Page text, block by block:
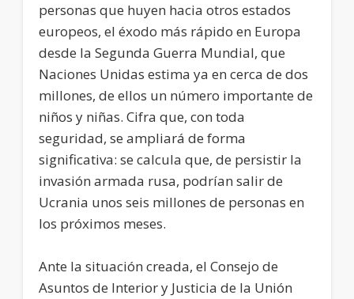
personas que huyen hacia otros estados
europeos, el éxodo más rápido en Europa
desde la Segunda Guerra Mundial, que
Naciones Unidas estima ya en cerca de dos
millones, de ellos un número importante de
niños y niñas. Cifra que, con toda
seguridad, se ampliará de forma
significativa: se calcula que, de persistir la
invasión armada rusa, podrían salir de
Ucrania unos seis millones de personas en
los próximos meses.
Ante la situación creada, el Consejo de
Asuntos de Interior y Justicia de la Unión